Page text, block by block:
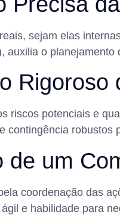
sejam elas
auxilia o
Rigoroso
riscos potenciais e
contingência robustos
de um
coordenação das
e habilidade para